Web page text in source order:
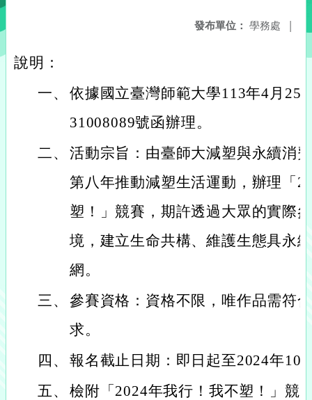
發布單位： 學務處 |
說明：
一、 依據國立臺灣師範大學113年4月25
31008089號函辦理。
二、 活動宗旨：由臺師大減塑與永續消
第八年推動減塑生活運動，辦理「
塑！」競賽，期許透過大眾的實際
境，建立生命共構、維護生態具永
網。
三、 參賽資格：資格不限，唯作品需符
求。
四、 報名截止日期：即日起至2024年10
五、 檢附「2024年我行！我不塑！」競